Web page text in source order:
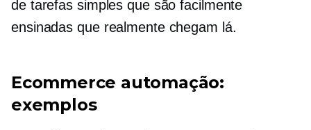
de tarefas simples que são facilmente
ensinadas que realmente chegam lá.
Ecommerce automação:
exemplos